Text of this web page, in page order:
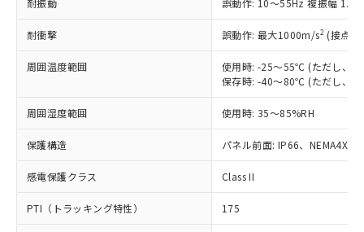
耐振動 誤動作: 10～55Hz 複振幅
耐衝撃 誤動作: 最大1000m/s2 (接点
周囲温度範囲
使用時: -25～55℃ (ただし、氷
保存時: -40～80℃ (ただし、氷
周囲湿度範囲 使用時: 35～85%RH
保護構造 パネル前面: IP66、NEMA4X,
感電保護クラス Class II
PTI（トラッキング特性） 175
正式な納期状況および標準価格はお客
様のお取引先、またはお客様担当のオ
ムロン制御機器販売店・当社販売員に
オムロン制御機器販売店や当社販売拠
販売ネットワーク
」をご確認
在庫状況および標準価格結果を当社の
事前の承諾なく第三者に漏洩または開
示しないようお願いします。
マイパーツ機能（部品リスト作成サー
ビス）をご利用いただくには、I-Web
メンバーズにご登録されている必要が
但し、RoHS指令で産業用監視および制御機器に対する
適用除外項目は除く。
フタル酸エステル類の４物質については閾値を超える意
図的な使用がないことを確認しています。
部品在庫の切り替え状況などにより、予定
月が前後することがあります。
DBP(フタル酸ジブチル) : 1000ppm、 DIBP(フタル酸ジ
イソブチル) : 1000ppm、 BBP(フタル酸ブチルベンジ
DEHP(フタル酸ビス(2-エチルヘキシル)) : 1000ppm
準値以下であることを示します。
「10」：通常の使用状況下において有害物
質が外部に漏えいし、環境に深刻な影響を
及ぼさない年数を意味します。
「－」：未確認です。当社販売部門へお問
全に破砕するなど、違法に輸出されな
いよう必要な手段を講じます。
当社は貴社製品を、核兵器、ミサイ
ル、化学兵器、生物兵器またはその他
武器並びにこれらの製造装置等に一切
当社は、貴社製品を第三者に販売する
場合は、上記1、2および3の内容を当
該第三者に通知します。また当社は、
販売先および販売に係わる関係者が違
法に輸出するおそれがある場合は、取
り引きをいたしません。
一定数には満たないが在庫あり
－
在庫なし(最新の在庫状況につ
いては、お客様のお取引先、ま
たはお客様担当のオムロン制御
機器販売店・当社販売員にご確
空
受注生産機種、また在庫状況の
情報を公開していない機種